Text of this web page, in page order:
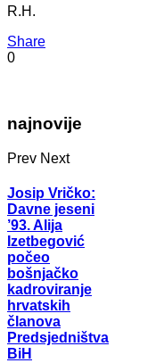
R.H.
Share
0
najnovije
Prev Next
Josip Vričko:
Davne jeseni
’93. Alija
Izetbegović
počeo
bošnjačko
kadroviranje
hrvatskih
članova
Predsjedništva
BiH